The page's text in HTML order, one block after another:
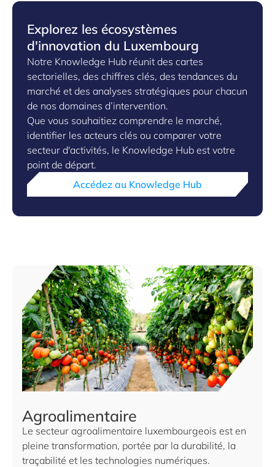
Explorez les écosystèmes
d'innovation du Luxembourg
Notre Knowledge Hub réunit des cartes
sectorielles, des chiffres clés, des tendances du
marché et des analyses stratégiques pour chacun
de nos domaines d’intervention.
Que vous souhaitiez comprendre le marché,
identifier les acteurs clés ou comparer votre
secteur d'activités, le Knowledge Hub est votre
point de départ.
Accédez au Knowledge Hub
Agroalimentaire
Le secteur agroalimentaire luxembourgeois est en
pleine transformation, portée par la durabilité, la
traçabilité et les technologies numériques.